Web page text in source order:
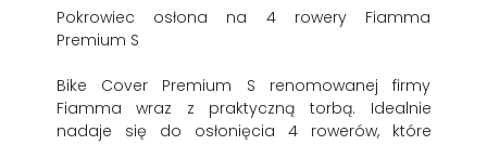
Pokrowiec osłona na 4 rowery Fiamma
Premium S
Bike Cover Premium S renomowanej firmy
Fiamma wraz z praktyczną torbą. Idealnie
nadaje się do osłonięcia 4 rowerów, które